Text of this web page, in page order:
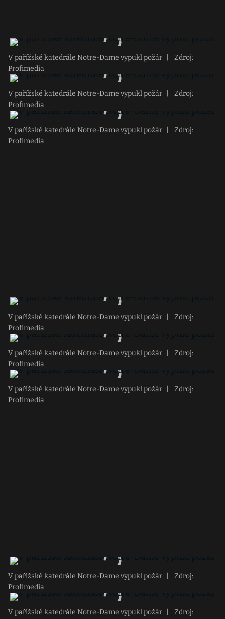
V pařížské katedrále Notre-Dame vypukl požár
Zdroj:
Profimedia
V pařížské katedrále Notre-Dame vypukl požár
Zdroj:
Profimedia
V pařížské katedrále Notre-Dame vypukl požár
Zdroj:
Profimedia
V pařížské katedrále Notre-Dame vypukl požár
Zdroj:
Profimedia
V pařížské katedrále Notre-Dame vypukl požár
Zdroj:
Profimedia
V pařížské katedrále Notre-Dame vypukl požár
Zdroj:
Profimedia
V pařížské katedrále Notre-Dame vypukl požár
Zdroj:
Profimedia
V pařížské katedrále Notre-Dame vypukl požár
Zdroj: